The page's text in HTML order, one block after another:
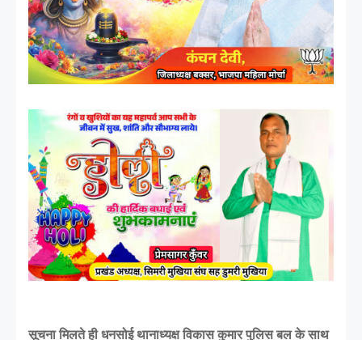
सूचना मिलते ही धनसोई थानाध्यक्ष विकास कुमार पुलिस बल के साथ